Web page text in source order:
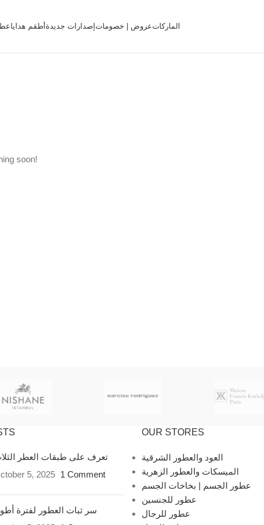
أطقم هدايا إصدارات جديدة عروض | خصوماتالماركات
soon!
تعرف على طبقات العطر
5, 2025
1 Comment
سر ثبات العطور لفترة
OUR STORES
العود والعطور الشرقية
الميسكات والعطور الزهرية
عطور الجسم | بخاخات الجسم
عطور للجنسين
عطور للرجال